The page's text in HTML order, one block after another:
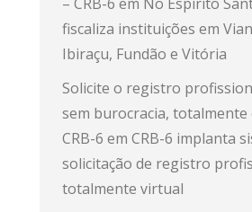
fiscaliza instituições em
Ibiraçu, Fundão e Vitória
Solicite o registro
sem burocracia, totalmente
CRB-6 em CRB-6 implanta
solicitação de registro
totalmente virtual